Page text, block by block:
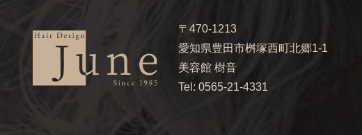
〒470-1213
愛知県豊田市桝塚西町北郷1-1
美容館 樹音
Tel: 0565-21-4331